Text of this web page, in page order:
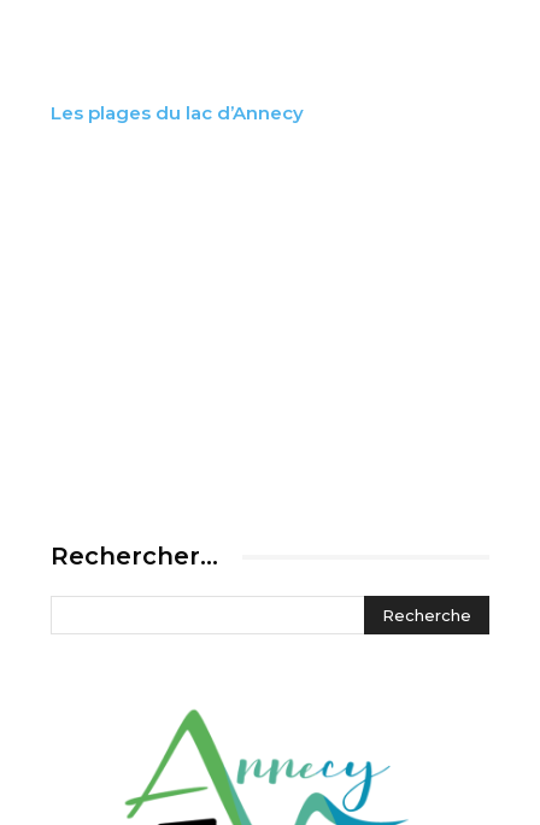
Les plages du lac d’Annecy
Rechercher…